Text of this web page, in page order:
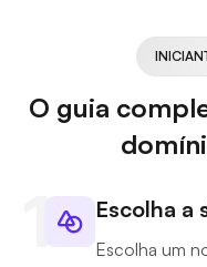
O guia
Escolha a
Escolha um